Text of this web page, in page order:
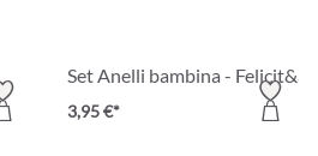
Set Anelli bambina -
3,95 €*